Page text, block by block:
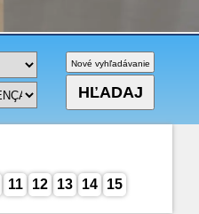
15
14
13
12
11